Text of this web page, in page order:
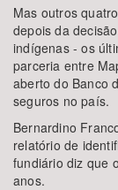
Mas outros
depois da
indígenas - os
parceria entre
aberto do Banco
seguros no país.
Bernardino
relatório de
fundiário diz que
anos.